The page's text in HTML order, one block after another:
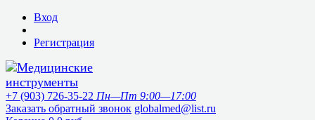
Вход
Регистрация
+7 (903) 726-35-22 Пн—Пт 9:00—17:00
Заказать обратный звонок globalmed@list.ru